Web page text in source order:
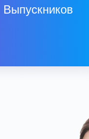
Выпускников